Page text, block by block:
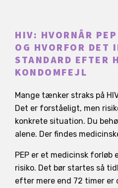
HIV: HVORNÅR
OG HVORFOR DET
STANDARD EFTER
KONDOMFEJL
Mange tænker straks på
Det er forståeligt, men
konkrete situation. Du
alene. Der findes
PEP er et medicinsk forløb
risiko. Det bør startes så
efter mere end 72 timer